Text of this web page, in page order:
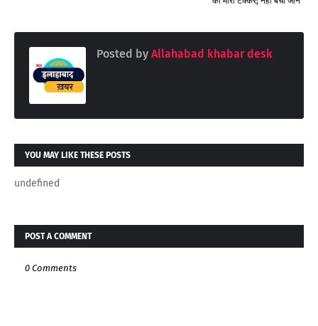
Posted by Allahabad khabar desk
YOU MAY LIKE THESE POSTS
undefined
POST A COMMENT
0 Comments